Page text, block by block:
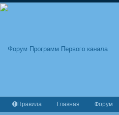
Правила Главная Форум